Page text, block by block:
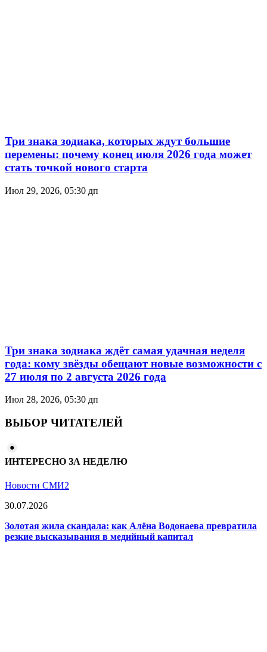
Три знака зодиака, которых ждут большие
перемены: почему конец июля 2026 года может
стать точкой нового старта
Июл 29, 2026, 05:30 дп
Три знака зодиака ждёт самая удачная неделя
года: кому звёзды обещают новые возможности с
27 июля по 2 августа 2026 года
Июл 28, 2026, 05:30 дп
ВЫБОР ЧИТАТЕЛЕЙ
ИНТЕРЕСНО ЗА НЕДЕЛЮ
Новости СМИ2
30.07.2026
Золотая жила скандала: как Алёна Водонаева превратила
резкие высказывания в медийный капитал